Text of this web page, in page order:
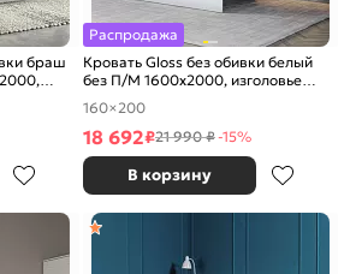
браш
Распродажа
Кровать Gloss без обивки белый
без П/М 1600x2000, изголовье
жесткое
160×200
18 692₽21 990 ₽-15%
В корзину